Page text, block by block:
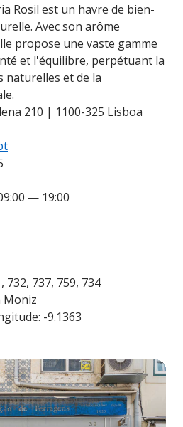
Rosil est un havre de bien-
Avec son arôme
propose une vaste gamme
et l'équilibre, perpétuant la
naturelles et de la
210 | 1100-325 Lisboa
— 19:00
732, 737, 759, 734
Moniz
-9.1363